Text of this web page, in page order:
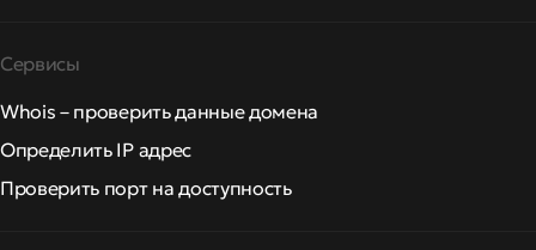
Сервисы
Whois – проверить данные домена
Определить IP адрес
Проверить порт на доступность